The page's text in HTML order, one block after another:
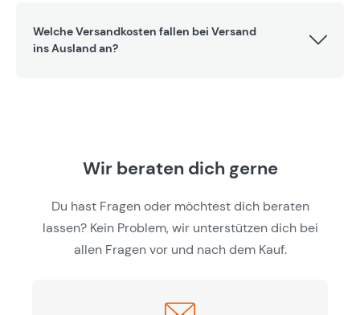
Welche Versandkosten fallen bei Versand
ins Ausland an?
Wir beraten dich gerne
Du hast Fragen oder möchtest dich beraten
lassen? Kein Problem, wir unterstützen dich bei
allen Fragen vor und nach dem Kauf.